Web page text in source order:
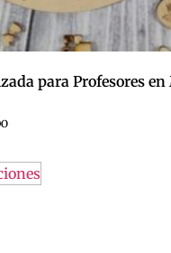
para Profesores